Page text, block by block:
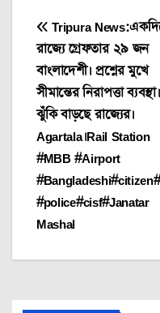
Post
navigation
Tripura
রাজ্যে গ্রেফতার ২৯ জন
বাংলাদেশী। প্রশ্নের মুখে
সীমান্তের নিরাপত্তা ব্যবস্থা।
ঝুঁকি বাড়ছে রাজ্যের।
Agartala।Rail Station
#MBB #Airport
#police#cisf#Janatar
Mashal